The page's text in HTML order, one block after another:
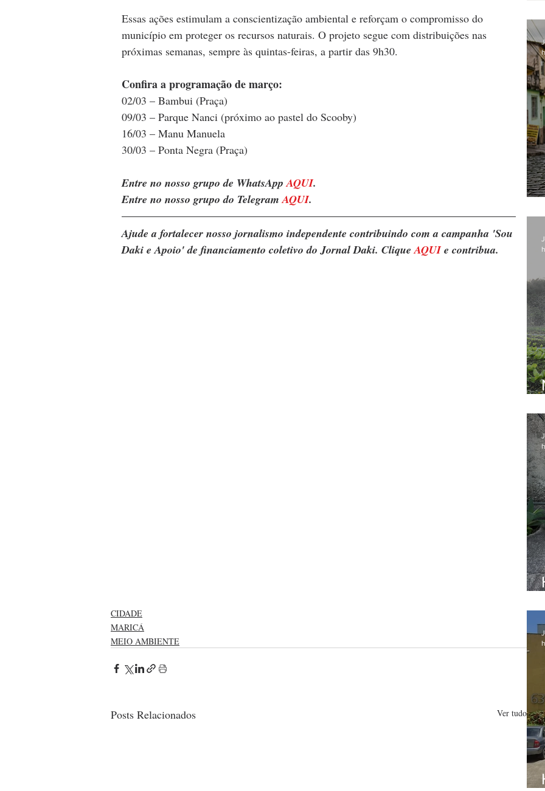
Essas ações estimulam a conscientização ambiental e reforçam o compromisso do
município em proteger os recursos naturais. O projeto segue com distribuições nas
próximas semanas, sempre às quintas-feiras, a partir das 9h30.
Confira a programação de março:
02/03 – Bambui (Praça)
09/03 – Parque Nanci (próximo ao pastel do Scooby)
16/03 – Manu Manuela
30/03 – Ponta Negra (Praça)
Entre no nosso grupo de WhatsApp AQUI.
Entre no nosso grupo do Telegram AQUI.
Ajude a fortalecer nosso jornalismo independente contribuindo com a campanha 'Sou
Daki e Apoio' de financiamento coletivo do Jornal Daki. Clique AQUI e contribua.
CIDADE
MARICÁ
MEIO AMBIENTE
Posts Relacionados Ver tudo